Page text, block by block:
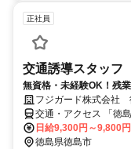
正社員
交通誘導スタッフ
無資格・未経験OK！残
フジガード株式会社
交通・アクセス 「徳
歩2分/車・バイク通勤
日給9,300円～9,800円
徳島県徳島市